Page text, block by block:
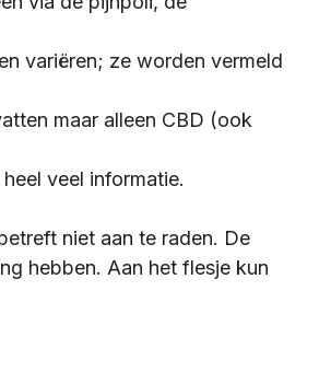
variëren; ze worden vermeld
maar alleen CBD (ook
veel informatie.
niet aan te raden. De
hebben. Aan het flesje kun